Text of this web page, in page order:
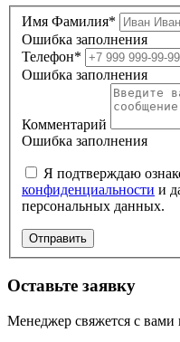
Имя Фамилия*
Ошибка заполнения
Телефон*
Ошибка заполнения
Комментарий
Ошибка заполнения
Я подтверждаю
конфиденциальности
персональных данных.
Отправить
Оставьте заявку
Менеджер свяжется с